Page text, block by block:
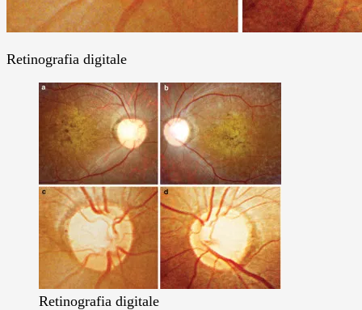
Retinografia digitale
Retinografia digitale